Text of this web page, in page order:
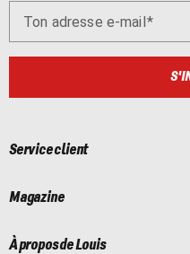
Ton adresse e-mail
Service client
Magazine
À propos de Louis